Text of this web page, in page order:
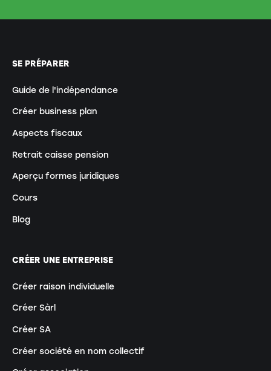
SE PRÉPARER
Guide de l'indépendance
Créer business plan
Aspects fiscaux
Retrait caisse pension
Aperçu formes juridiques
Cours
Blog
CRÉER UNE ENTREPRISE
Créer raison individuelle
Créer Sàrl
Créer SA
Créer société en nom collectif